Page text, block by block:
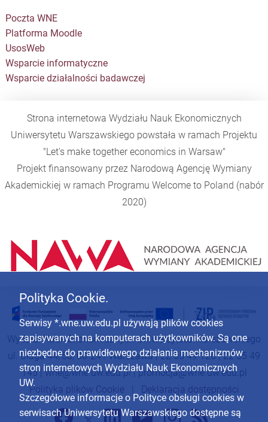
Poczta WNE
Platforma Moodle
UsosWeb
Wsparcie informatyczne
Wsparcie działalności badawczej
Strona internetowa Wydziału Nauk Ekonomicznych
Uniwersytetu Warszawskiego powstała w ramach Projektu
"Let's make together economics in Warsaw"
Projekt finansowany przez Narodową Agencję Wymiany
Akademickiej w ramach Programu Welcome to Poland (nabór
2020)
Wydział Nauk Ekonomicznych Uniwersytetu Warszawskiego
ul. Długa 44/50, 00-241 Warszawa | 22 55 49 126 | 22 55 49
145 |wne@wne.uw.edu.pl|promocja@wne.uw.edu.pl
Polityka plików Cookie| Deklaracja dostępności
Polityka Cookie.
Serwisy *.wne.uw.edu.pl używają plików cookies
zapisywanych na komputerach użytkowników. Są one
niezbędne do prawidłowego działania mechanizmów
stron internetowych Wydziału Nauk Ekonomicznych
UW.
Szczegółowe informacje o Polityce obsługi cookies w
serwisach Uniwersytetu Warszawskiego dostępne są